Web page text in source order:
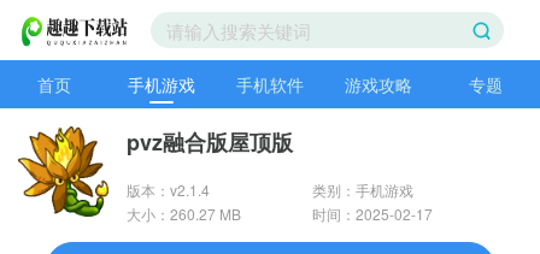
首页 手机游戏 手机软件 游戏攻略 专题
pvz融合版屋顶版
版本：v2.1.4
类别：手机游戏
大小：260.27 MB
时间：2025-02-17